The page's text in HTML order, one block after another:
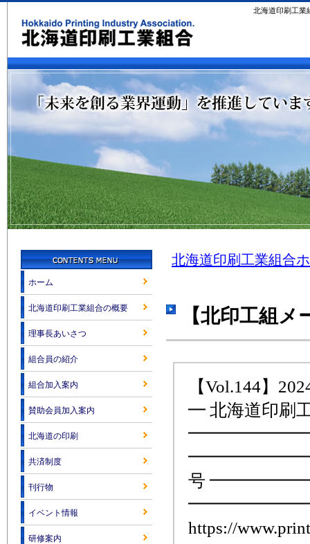
北海道印刷工業
北海道印刷工業組合
【北印工組
【Vol.144】
━ 北海道印刷
━━━━━━━━━
号
https://
ホーム
北海道印刷工業組合の概要
理事長あいさつ
組合員の紹介
組合加入案内
賛助会員加入案内
北海道の印刷
共済制度
刊行物
イベント情報
研修案内